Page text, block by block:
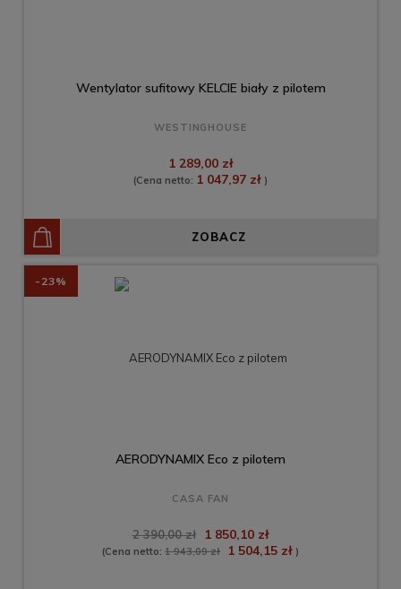
Wentylator sufitowy KELCIE biały z pilotem
WESTINGHOUSE
1 289,00 zł
(Cena netto: 1 047,97 zł )
ZOBACZ
AERODYNAMIX Eco z pilotem
CASA FAN
2 390,00 zł 1 850,10 zł
(Cena netto: 1 943,09 zł 1 504,15 zł )
-23%